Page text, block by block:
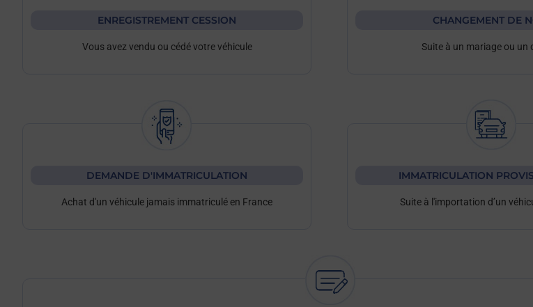
ENREGISTREMENT CESSION
Vous avez vendu ou cédé votre véhicule
CHANGEMENT DE
Suite à un mariage ou un
DEMANDE D'IMMATRICULATION
Achat d'un véhicule jamais immatriculé en France
IMMATRICULATION
Suite à l'importation d’un